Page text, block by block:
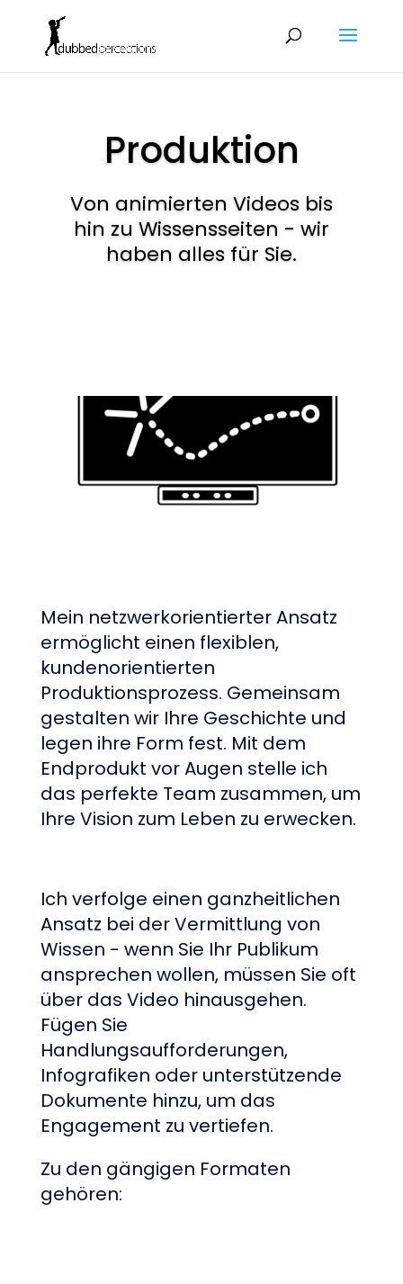
Produktion
Von animierten Videos bis
hin zu Wissensseiten - wir
haben alles für Sie.
Mein netzwerkorientierter Ansatz
ermöglicht einen flexiblen,
kundenorientierten
Produktionsprozess. Gemeinsam
gestalten wir Ihre Geschichte und
legen ihre Form fest. Mit dem
Endprodukt vor Augen stelle ich
das perfekte Team zusammen, um
Ihre Vision zum Leben zu erwecken.
Ich verfolge einen ganzheitlichen
Ansatz bei der Vermittlung von
Wissen - wenn Sie Ihr Publikum
ansprechen wollen, müssen Sie oft
über das Video hinausgehen.
Fügen Sie
Handlungsaufforderungen,
Infografiken oder unterstützende
Dokumente hinzu, um das
Engagement zu vertiefen.
Zu den gängigen Formaten
gehören: